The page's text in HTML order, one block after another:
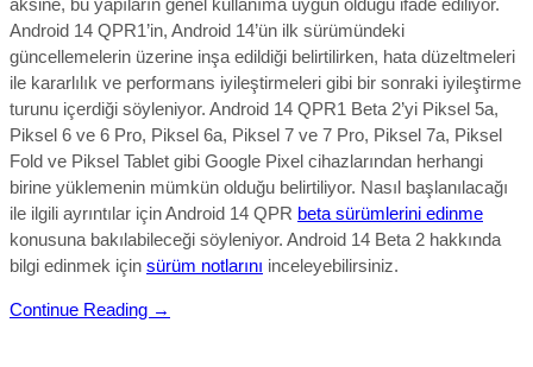
Android 14 QPR1’in, Android 14’ün ilk sürümündeki
güncellemelerin üzerine inşa edildiği belirtilirken, hata düzeltmeleri
ile kararlılık ve performans iyileştirmeleri gibi bir sonraki iyileştirme
turunu içerdiği söyleniyor. Android 14 QPR1 Beta 2’yi Piksel 5a,
Piksel 6 ve 6 Pro, Piksel 6a, Piksel 7 ve 7 Pro, Piksel 7a, Piksel
Fold ve Piksel Tablet gibi Google Pixel cihazlarından herhangi
birine yüklemenin mümkün olduğu belirtiliyor. Nasıl başlanılacağı
ile ilgili ayrıntılar için Android 14 QPR beta sürümlerini edinme
konusuna bakılabileceği söyleniyor. Android 14 Beta 2 hakkında
bilgi edinmek için sürüm notlarını inceleyebilirsiniz.
Continue Reading →